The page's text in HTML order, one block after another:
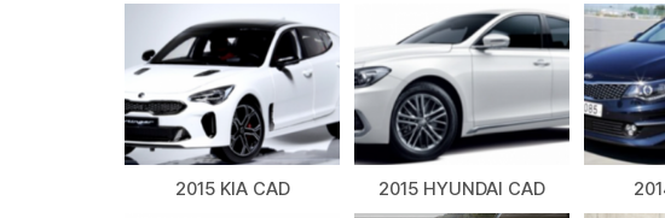
2015 KIA CAD 2015 HYUNDAI CAD